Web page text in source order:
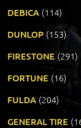
DEBICA (114)
DUNLOP (153)
FIRESTONE (291)
FORTUNE (16)
FULDA (204)
GENERAL TIRE